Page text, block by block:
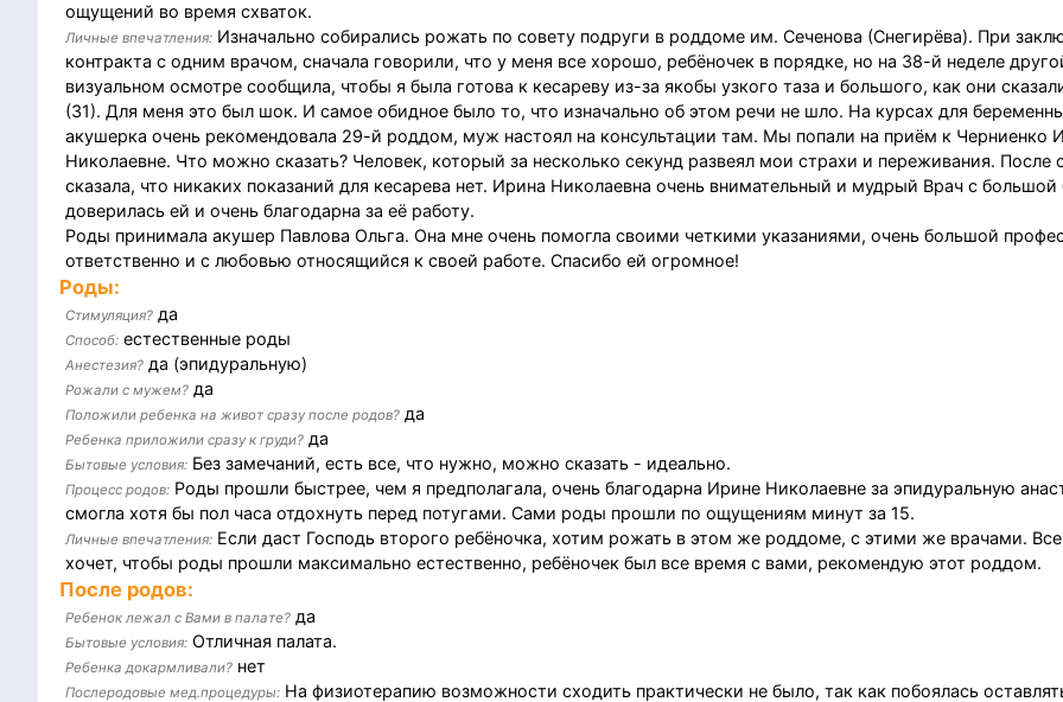
ощущений во время схваток.
Личные впечатления: Изначально собирались рожать по совету подруги в роддоме им. Сеченова (Снегирёва). При
контракта с одним врачом, сначала говорили, что у меня все хорошо, ребёночек в порядке, но на 38-й неделе
визуальном осмотре сообщила, чтобы я была готова к кесареву из-за якобы узкого таза и большого, как они
(31). Для меня это был шок. И самое обидное было то, что изначально об этом речи не шло. На курсах для
акушерка очень рекомендовала 29-й роддом, муж настоял на консультации там. Мы попали на приём к Черниенко
Николаевне. Что можно сказать? Человек, который за несколько секунд развеял мои страхи и переживания. После
сказала, что никаких показаний для кесарева нет. Ирина Николаевна очень внимательный и мудрый Врач с большой
доверилась ей и очень благодарна за её работу.
Роды принимала акушер Павлова Ольга. Она мне очень помогла своими четкими указаниями, очень большой
ответственно и с любовью относящийся к своей работе. Спасибо ей огромное!
Роды:
Стимуляция? да
Способ: естественные роды
Анестезия? да (эпидуральную)
Рожали с мужем? да
Положили ребенка на живот сразу после родов? да
Ребенка приложили сразу к груди? да
Бытовые условия: Без замечаний, есть все, что нужно, можно сказать - идеально.
Процесс родов: Роды прошли быстрее, чем я предполагала, очень благодарна Ирине Николаевне за эпидуральную
смогла хотя бы пол часа отдохнуть перед потугами. Сами роды прошли по ощущениям минут за 15.
Личные впечатления: Если даст Господь второго ребёночка, хотим рожать в этом же роддоме, с этими же врачами.
хочет, чтобы роды прошли максимально естественно, ребёночек был все время с вами, рекомендую этот роддом.
После родов:
Ребенок лежал с Вами в палате? да
Бытовые условия: Отличная палата.
Ребенка докармливали? нет
Послеродовые мед.процедуры: На физиотерапию возможности сходить практически не было, так как побоялась